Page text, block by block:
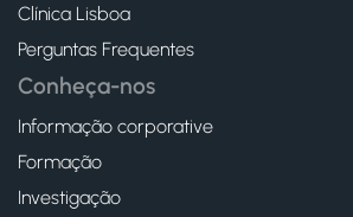
Clínica Lisboa
Perguntas Frequentes
Conheça-nos
Informação corporative
Formação
Investigação